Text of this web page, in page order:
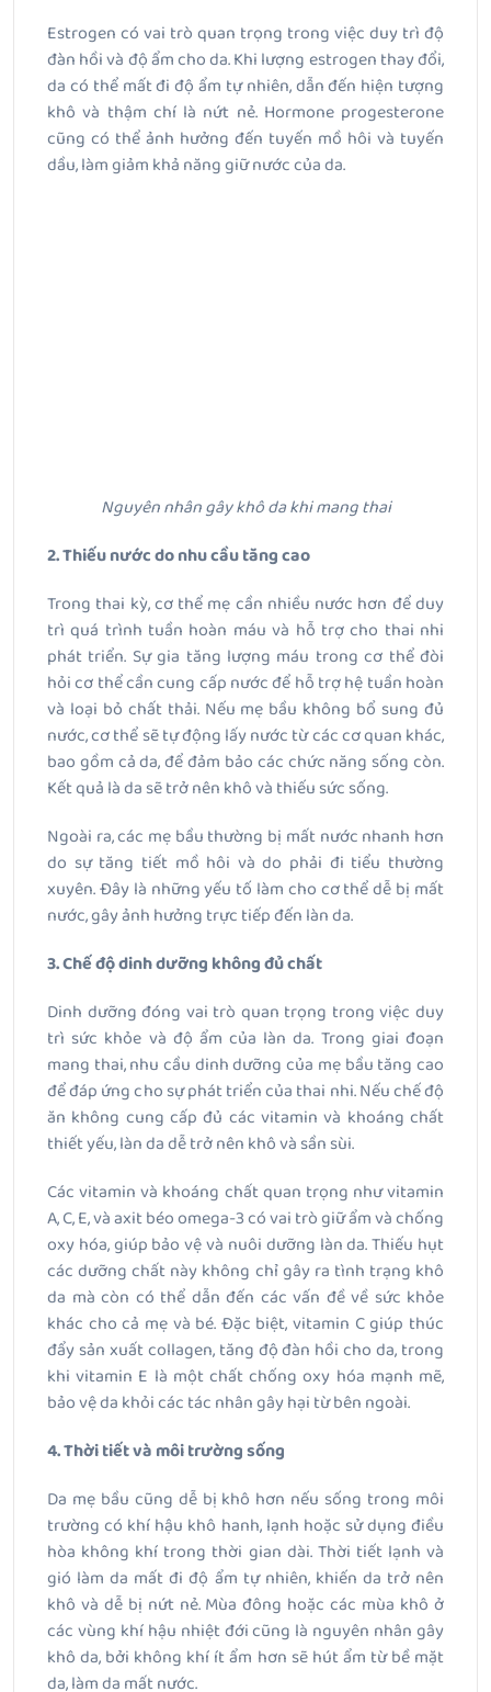
Estrogen có vai trò quan trọng trong việc duy trì độ
đàn hồi và độ ẩm cho da. Khi lượng estrogen thay đổi,
da có thể mất đi độ ẩm tự nhiên, dẫn đến hiện tượng
khô và thậm chí là nứt nẻ. Hormone progesterone
cũng có thể ảnh hưởng đến tuyến mồ hôi và tuyến
dầu, làm giảm khả năng giữ nước của da.
Nguyên nhân gây khô da khi mang thai
2. Thiếu nước do nhu cầu tăng cao
Trong thai kỳ, cơ thể mẹ cần nhiều nước hơn để duy
trì quá trình tuần hoàn máu và hỗ trợ cho thai nhi
phát triển. Sự gia tăng lượng máu trong cơ thể đòi
hỏi cơ thể cần cung cấp nước để hỗ trợ hệ tuần hoàn
và loại bỏ chất thải. Nếu mẹ bầu không bổ sung đủ
nước, cơ thể sẽ tự động lấy nước từ các cơ quan khác,
bao gồm cả da, để đảm bảo các chức năng sống còn.
Kết quả là da sẽ trở nên khô và thiếu sức sống.
Ngoài ra, các mẹ bầu thường bị mất nước nhanh hơn
do sự tăng tiết mồ hôi và do phải đi tiểu thường
xuyên. Đây là những yếu tố làm cho cơ thể dễ bị mất
nước, gây ảnh hưởng trực tiếp đến làn da.
3. Chế độ dinh dưỡng không đủ chất
Dinh dưỡng đóng vai trò quan trọng trong việc duy
trì sức khỏe và độ ẩm của làn da. Trong giai đoạn
mang thai, nhu cầu dinh dưỡng của mẹ bầu tăng cao
để đáp ứng cho sự phát triển của thai nhi. Nếu chế độ
ăn không cung cấp đủ các vitamin và khoáng chất
thiết yếu, làn da dễ trở nên khô và sần sùi.
Các vitamin và khoáng chất quan trọng như vitamin
A, C, E, và axit béo omega-3 có vai trò giữ ẩm và chống
oxy hóa, giúp bảo vệ và nuôi dưỡng làn da. Thiếu hụt
các dưỡng chất này không chỉ gây ra tình trạng khô
da mà còn có thể dẫn đến các vấn đề về sức khỏe
khác cho cả mẹ và bé. Đặc biệt, vitamin C giúp thúc
đẩy sản xuất collagen, tăng độ đàn hồi cho da, trong
khi vitamin E là một chất chống oxy hóa mạnh mẽ,
bảo vệ da khỏi các tác nhân gây hại từ bên ngoài.
4. Thời tiết và môi trường sống
Da mẹ bầu cũng dễ bị khô hơn nếu sống trong môi
trường có khí hậu khô hanh, lạnh hoặc sử dụng điều
hòa không khí trong thời gian dài. Thời tiết lạnh và
gió làm da mất đi độ ẩm tự nhiên, khiến da trở nên
khô và dễ bị nứt nẻ. Mùa đông hoặc các mùa khô ở
các vùng khí hậu nhiệt đới cũng là nguyên nhân gây
khô da, bởi không khí ít ẩm hơn sẽ hút ẩm từ bề mặt
da, làm da mất nước.